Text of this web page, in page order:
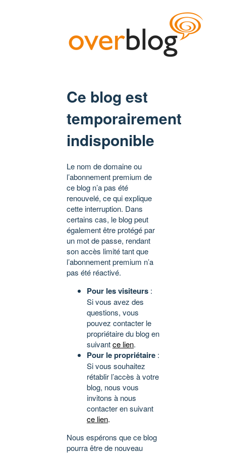
Ce blog est
temporairement
indisponible
Le nom de domaine ou
l’abonnement premium de
ce blog n’a pas été
renouvelé, ce qui explique
cette interruption. Dans
certains cas, le blog peut
également être protégé par
un mot de passe, rendant
son accès limité tant que
l’abonnement premium n’a
pas été réactivé.
Pour les visiteurs :
Si vous avez des
questions, vous
pouvez contacter le
propriétaire du blog en
suivantce lien.
Pour le propriétaire :
Si vous souhaitez
rétablir l’accès à votre
blog, nous vous
invitons à nous
contacter en suivant
ce lien.
Nous espérons que ce blog
pourra être de nouveau